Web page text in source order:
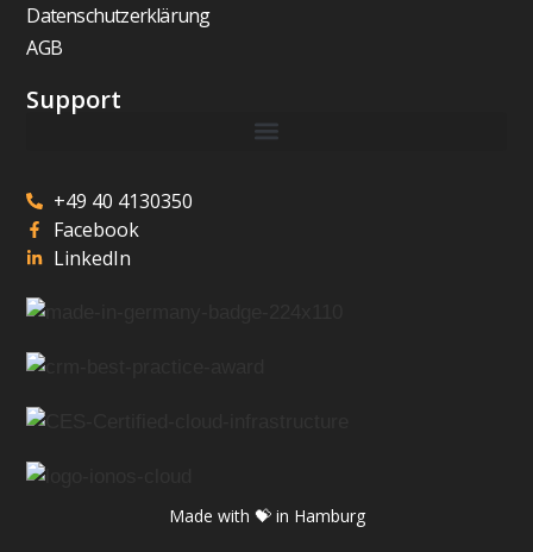
Datenschutzerklärung
AGB
Support
+49 40 4130350
Facebook
LinkedIn
Made with 💝 in Hamburg